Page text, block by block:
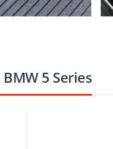
5 Series